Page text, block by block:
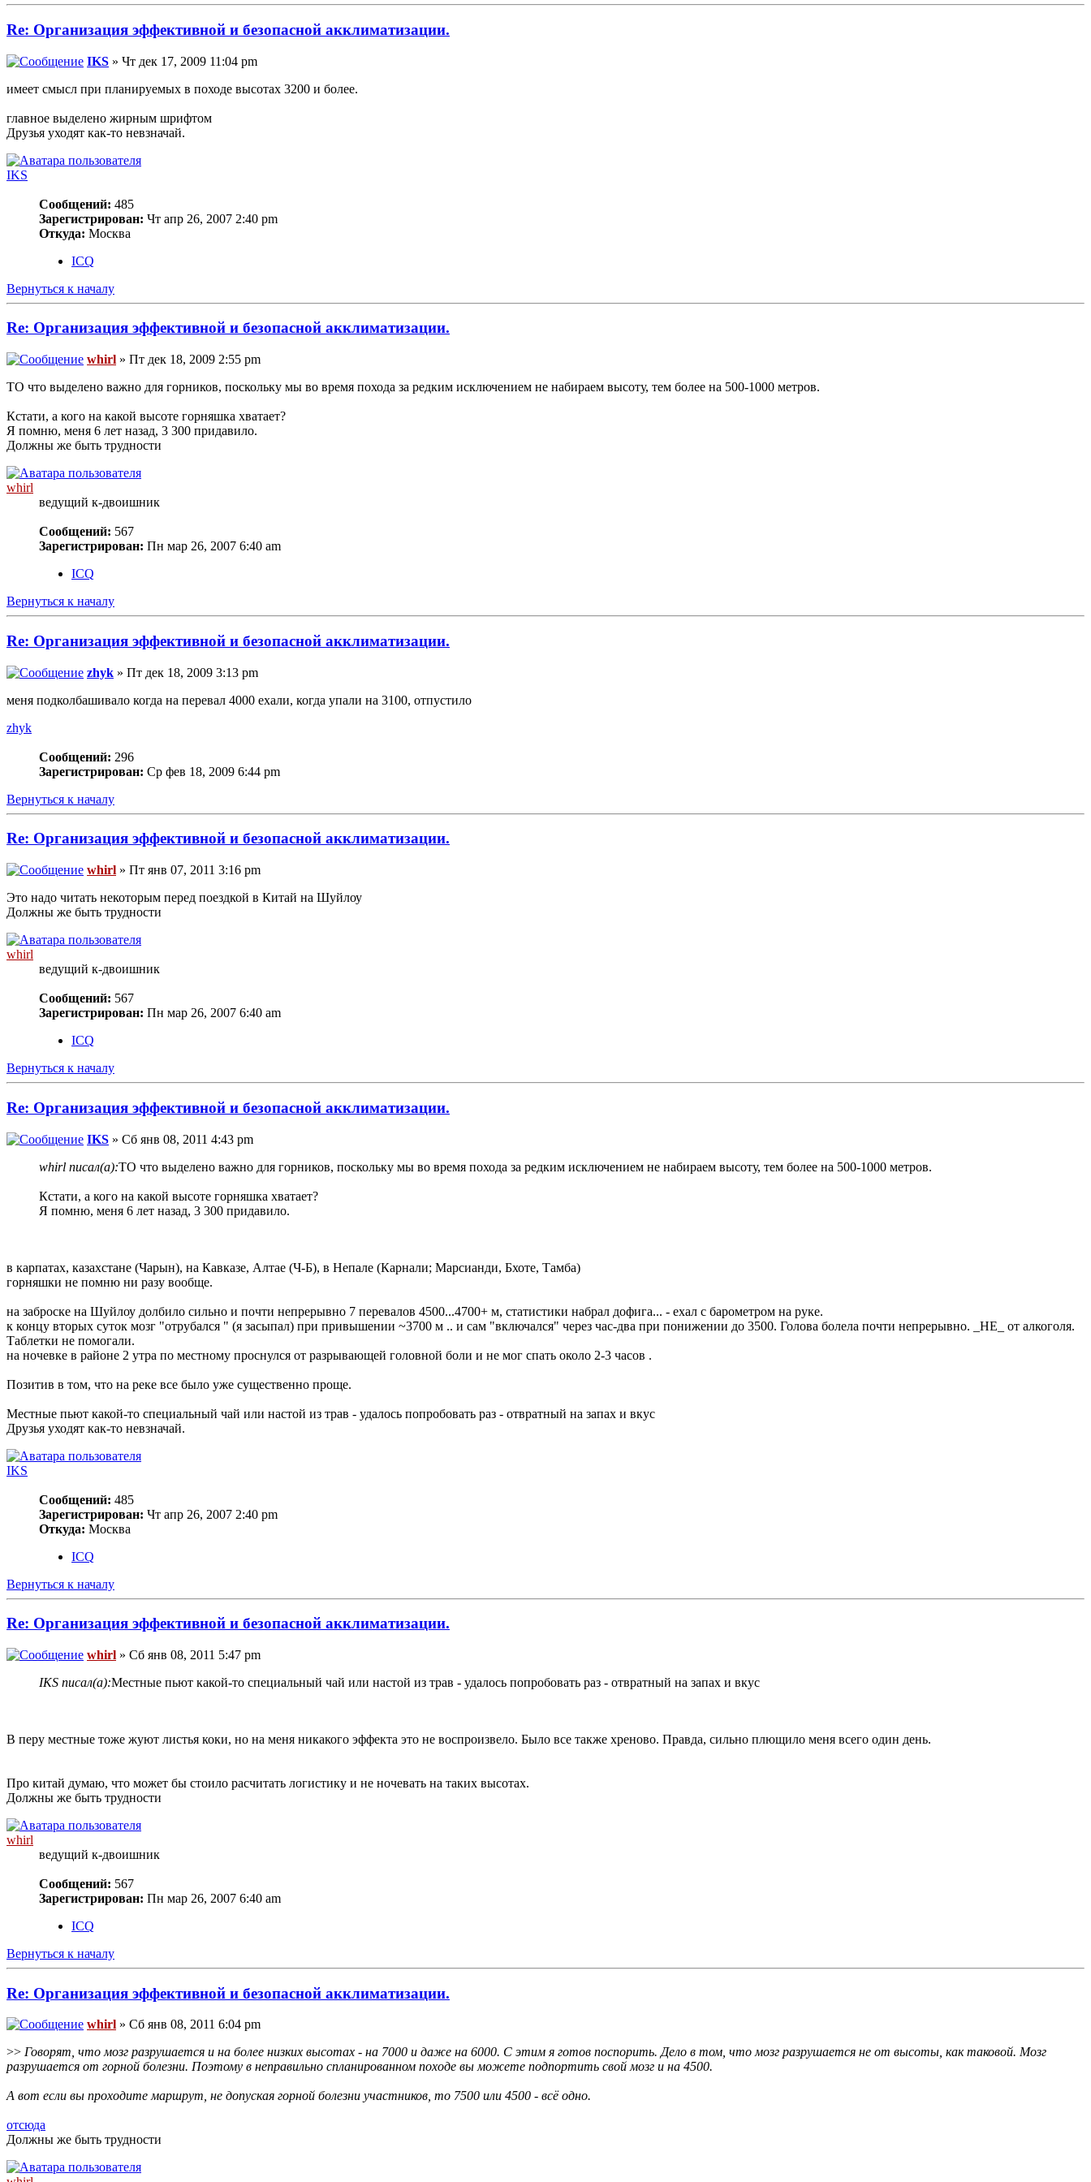
Re: Организация эффективной и безопасной акклиматизации.
IKS » Чт дек 17, 2009 11:04 pm
имеет смысл при планируемых в походе высотах 3200 и более.
главное выделено жирным шрифтом
Друзья уходят как-то невзначай.
IKS
Сообщений: 485
Зарегистрирован: Чт апр 26, 2007 2:40 pm
Откуда: Москва
ICQ
Вернуться к началу
Re: Организация эффективной и безопасной акклиматизации.
whirl » Пт дек 18, 2009 2:55 pm
ТО что выделено важно для горников, поскольку мы во время похода за редким исключением не набираем высоту, тем более на 500-1000 метров.
Кстати, а кого на какой высоте горняшка хватает?
Я помню, меня 6 лет назад, 3 300 придавило.
Должны же быть трудности
whirl
ведущий к-двоишник
Сообщений: 567
Зарегистрирован: Пн мар 26, 2007 6:40 am
ICQ
Вернуться к началу
Re: Организация эффективной и безопасной акклиматизации.
zhyk » Пт дек 18, 2009 3:13 pm
меня подколбашивало когда на перевал 4000 ехали, когда упали на 3100, отпустило
zhyk
Сообщений: 296
Зарегистрирован: Ср фев 18, 2009 6:44 pm
Вернуться к началу
Re: Организация эффективной и безопасной акклиматизации.
whirl » Пт янв 07, 2011 3:16 pm
Это надо читать некоторым перед поездкой в Китай на Шуйлоу
Должны же быть трудности
whirl
ведущий к-двоишник
Сообщений: 567
Зарегистрирован: Пн мар 26, 2007 6:40 am
ICQ
Вернуться к началу
Re: Организация эффективной и безопасной акклиматизации.
IKS » Сб янв 08, 2011 4:43 pm
whirl писал(а):ТО что выделено важно для горников, поскольку мы во время похода за редким исключением не набираем высоту, тем более на 500-1000 метров.
Кстати, а кого на какой высоте горняшка хватает?
Я помню, меня 6 лет назад, 3 300 придавило.
в карпатах, казахстане (Чарын), на Кавказе, Алтае (Ч-Б), в Непале (Карнали; Марсианди, Бхоте, Тамба)
горняшки не помню ни разу вообще.
на заброске на Шуйлоу долбило сильно и почти непрерывно 7 перевалов 4500...4700+ м, статистики набрал дофига... - ехал с барометром на руке.
к концу вторых суток мозг "отрубался " (я засыпал) при привышении ~3700 м .. и сам "включался" через час-два при понижении до 3500. Голова болела почти непрерывно. _НЕ_ от алкоголя.
Таблетки не помогали.
на ночевке в районе 2 утра по местному проснулся от разрывающей головной боли и не мог спать около 2-3 часов .
Позитив в том, что на реке все было уже существенно проще.
Местные пьют какой-то специальный чай или настой из трав - удалось попробовать раз - отвратный на запах и вкус
Друзья уходят как-то невзначай.
IKS
Сообщений: 485
Зарегистрирован: Чт апр 26, 2007 2:40 pm
Откуда: Москва
ICQ
Вернуться к началу
Re: Организация эффективной и безопасной акклиматизации.
whirl » Сб янв 08, 2011 5:47 pm
IKS писал(а):Местные пьют какой-то специальный чай или настой из трав - удалось попробовать раз - отвратный на запах и вкус
В перу местные тоже жуют листья коки, но на меня никакого эффекта это не воспроизвело. Было все также хреново. Правда, сильно плющило меня всего один день.
Про китай думаю, что может бы стоило расчитать логистику и не ночевать на таких высотах.
Должны же быть трудности
whirl
ведущий к-двоишник
Сообщений: 567
Зарегистрирован: Пн мар 26, 2007 6:40 am
ICQ
Вернуться к началу
Re: Организация эффективной и безопасной акклиматизации.
whirl » Сб янв 08, 2011 6:04 pm
>> Говорят, что мозг разрушается и на более низких высотах - на 7000 и даже на 6000. С этим я готов поспорить. Дело в том, что мозг разрушается не от высоты, как таковой. Мозг
разрушается от горной болезни. Поэтому в неправильно спланированном походе вы можете подпортить свой мозг и на 4500.
А вот если вы проходите маршрут, не допуская горной болезни участников, то 7500 или 4500 - всё одно.
отсюда
Должны же быть трудности